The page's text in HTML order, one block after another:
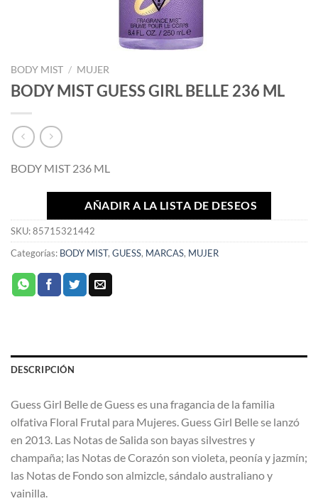
BODY MIST / MUJER
BODY MIST GUESS GIRL BELLE 236 ML
BODY MIST 236 ML
AÑADIR A LA LISTA DE DESEOS
SKU:85715321442
Categorías: BODY MIST, GUESS, MARCAS, MUJER
DESCRIPCIÓN
Guess Girl Belle de Guess es una fragancia de la familia
olfativa Floral Frutal para Mujeres. Guess Girl Belle se lanzó
en 2013. Las Notas de Salida son bayas silvestres y
champaña; las Notas de Corazón son violeta, peonía y jazmín;
las Notas de Fondo son almizcle, sándalo australiano y
vainilla.